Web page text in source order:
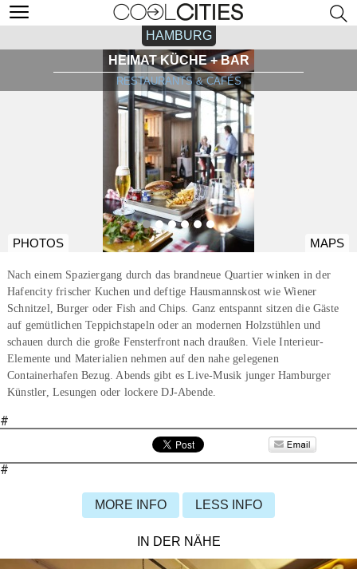
HAMBURG
HEIMAT KÜCHE + BAR
RESTAURANTS & CAFÉS
PHOTOS MAPS
Nach einem Spaziergang durch das brandneue Quartier winken in der
Hafencity frischer Kuchen und deftige Hausmannskost wie Wiener
Schnitzel, Burger oder Fish and Chips. Ganz entspannt sitzen die Gäste
auf gemütlichen Teppichstapeln oder an modernen Holzstühlen und
schauen durch die große Fensterfront nach draußen. Viele Interieur-
Elemente und Materialien nehmen auf den nahe gelegenen
Containerhafen Bezug. Abends gibt es Live-Musik junger Hamburger
Künstler, Lesungen oder lockere DJ-Abende.
#
#
MORE INFO LESS INFO
IN DER NÄHE